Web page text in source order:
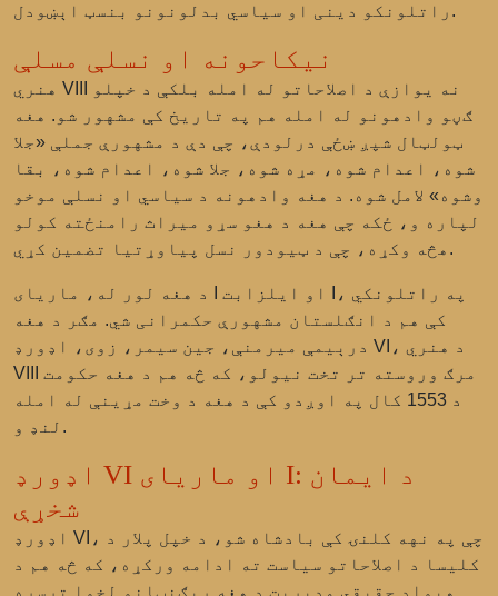
راتلونکو دینی او سیاسي بدلونونو بنسټ اېښودل.
نیکاحونه او نسلې مسلې
هنري VIII نه یوازې د اصلاحاتو له امله بلکې د خپلو
ګڼو وادهونو له امله هم په تاریخ کې مشهور شو. هغه
ټولټال شپږ ښځې درلودې، چې دې د مشهورې جملې «جلا
شوه، اعدام شوه، مړه شوه، جلا شوه، اعدام شوه، بقا
وشوه» لامل شوه. د هغه وادهونه د سیاسي او نسلې موخو
لپاره و، ځکه چې هغه د هغو سړو میراث رامنځته کولو
هڅه وکړه، چې د ټیودور نسل پیاوړتیا تضمین کړي.
د هغه لور له، ماریای I او ایلزابت I، په راتلونکي
کې هم د انګلستان مشهورې حکمرانی شي. مګر د هغه
درېیمې میرمنې، جین سیمر، زوی، اډورډ VI، د هنري
VIII مرګ وروسته تر تخت نیولو، که څه هم د هغه حکومت
د 1553 کال په اوږدو کې د هغه د وخت مړینې له امله
لنډ و.
اډورډ VI او ماریای I: د ایمان
شخړې
اډورډ VI، چې په نهه کلنۍ کې بادشاه شو، د خپل پلار د
کلیسا د اصلاحاتو سیاست ته ادامه ورکړه، که څه هم د
هیواد حقیقي مدیریت د هغه ریګنټانو لخوا ترسره